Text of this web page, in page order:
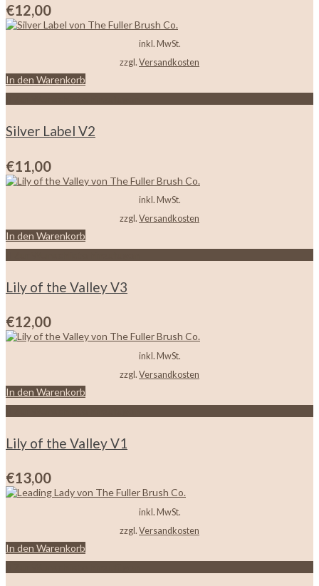
€12,00
inkl. MwSt.
zzgl. Versandkosten
In den Warenkorb
Silver Label V2
€11,00
inkl. MwSt.
zzgl. Versandkosten
In den Warenkorb
Lily of the Valley V3
€12,00
inkl. MwSt.
zzgl. Versandkosten
In den Warenkorb
Lily of the Valley V1
€13,00
inkl. MwSt.
zzgl. Versandkosten
In den Warenkorb